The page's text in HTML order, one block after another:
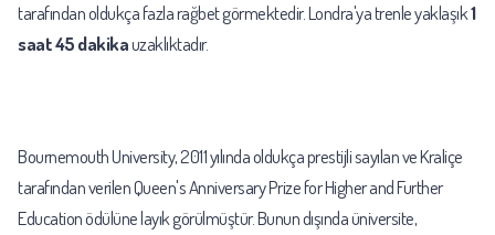
tarafından oldukça fazla rağbet görmektedir. Londra'ya trenle yaklaşık1
saat 45 dakikauzaklıktadır.
Bournemouth University, 2011 yılında oldukça prestijli sayılan ve Kraliçe
tarafından verilen Queen's Anniversary Prize for Higher and Further
Education ödülüne layık görülmüştür. Bunun dışında üniversite,